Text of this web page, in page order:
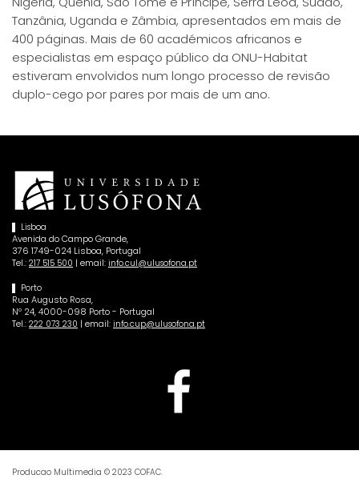
Tanzânia, Uganda e Zâmbia, apresentados em mais de
400 páginas. Mais de 60 académicos africanos e
especialistas em espaço público da ONU-Habitat
estiveram envolvidos num longo processo de revisão
duplo-cego por pares por mais de um ano.
Lisboa
Avenida do Campo Grande,
376 1749-024 Lisboa, Portugal
Tel.: 217 515 500 | email: info.cul@ulusofona.pt
Porto
Rua Augusto Rosa,
Nº 24, 4000-098 Porto - Portugal
Tel.: 222 073 230 | email: info.cup@ulusofona.pt
Producao Multimedia © 2023 COFAC.